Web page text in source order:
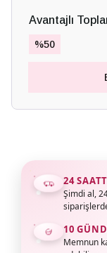
Avantajlı
%50
24
Şimdi al,
10
Memnun